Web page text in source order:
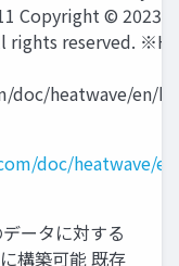
Copyright © 2023,
rights reserved.
doc/heatwave/en/
doc/heatwave/
ータに対する
構築可能 既存